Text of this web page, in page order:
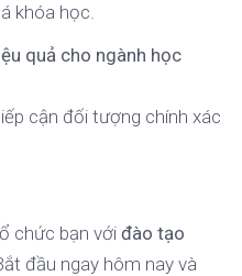
khóa học.
quả cho ngành học
cận đối tượng chính xác
chức bạn với đào tạo
đầu ngay hôm nay và